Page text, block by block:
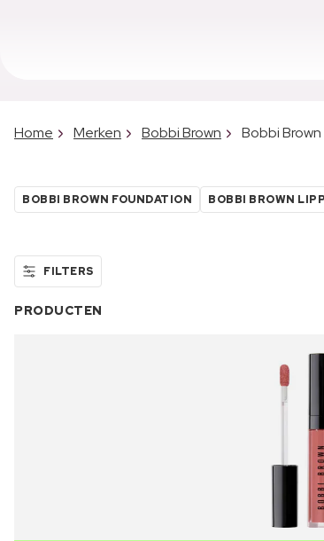
Home Merken Bobbi Brown Bobbi
BOBBI BROWN FOUNDATION BOBBI BROWN
FILTERS
PRODUCTEN